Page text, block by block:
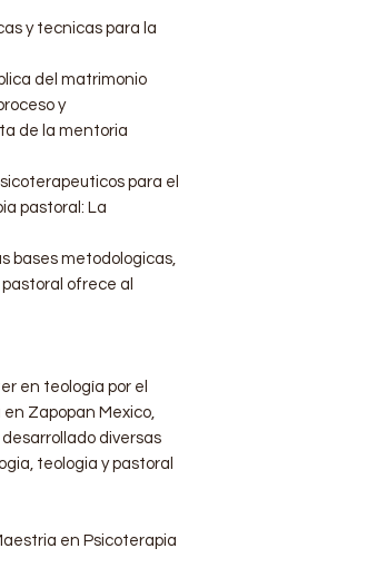
y tecnicas para la
del matrimonio
y
de la mentoria
para el
pastoral: La
bases metodologicas,
ofrece al
en teología por el
Zapopan Mexico,
diversas
teologia y pastoral
en Psicoterapia